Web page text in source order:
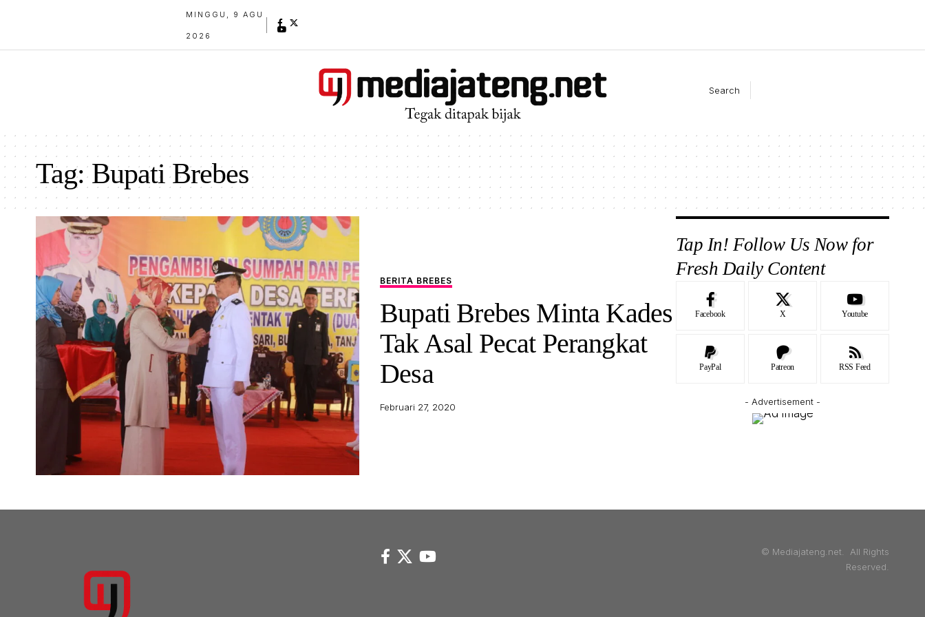
MINGGU, 9 AGU
2026
Search
Tag:Bupati Brebes
BERITA BREBES
Bupati Brebes Minta Kades
Tak Asal Pecat Perangkat
Desa
Februari 27, 2020
Tap In! Follow Us Now for
Fresh Daily Content
Facebook X Youtube
PayPal Patreon RSS Feed
- Advertisement -
© Mediajateng.net. All Rights
Reserved.